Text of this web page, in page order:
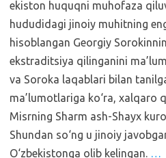
ekiston huquqni muhofaza
hududidagi jinoiy muhitning
hisoblangan Georgiy
ekstraditsiya qilinganini
va Soroka laqablari bilan
ma’lumotlariga ko‘ra, xalqaro
Misrning Sharm ash-Shayx
Shundan so‘ng u jinoiy
O‘zbekistonga olib kelingan. …